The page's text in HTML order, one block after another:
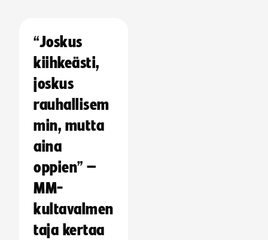
“Joskus
kiihkeästi,
joskus
rauhallisem
min, mutta
aina
oppien” –
MM-
kultavalmen
taja kertaa